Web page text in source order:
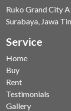
Ruko Grand City
Surabaya, Jawa
Service
Home
Buy
Rent
Testimonials
Gallery